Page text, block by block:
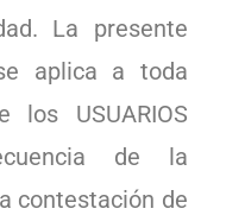
La presente
aplica a toda
los USUARIOS
de la
contestación de